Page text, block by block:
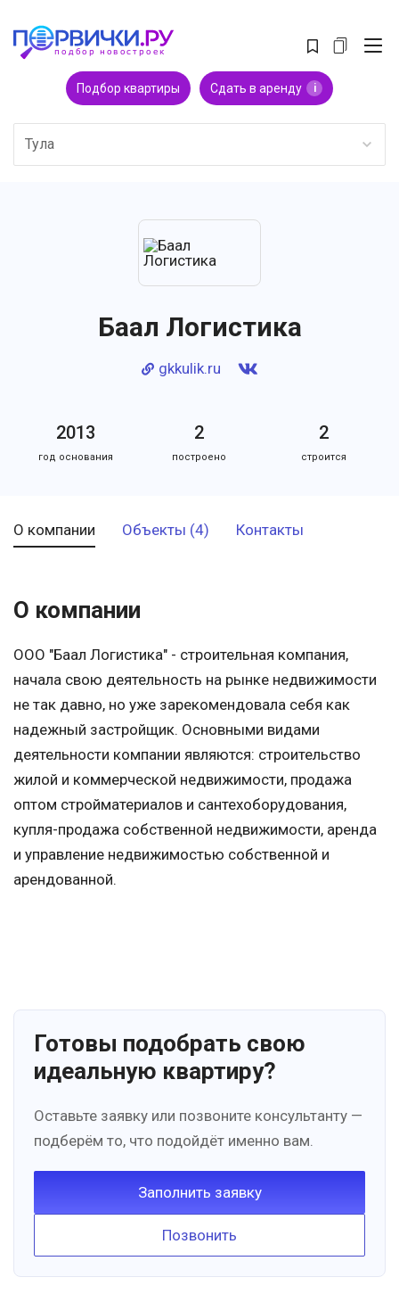
Подбор квартиры Сдать в аренду i
Тула
Баал Логистика
gkkulik.ru
2013
год основания
2
построено
2
строится
О компании Объекты (4) Контакты
О компании
ООО "Баал Логистика" - строительная компания,
начала свою деятельность на рынке недвижимости
не так давно, но уже зарекомендовала себя как
надежный застройщик. Основными видами
деятельности компании являются: строительство
жилой и коммерческой недвижимости, продажа
оптом стройматериалов и сантехоборудования,
купля-продажа собственной недвижимости, аренда
и управление недвижимостью собственной и
арендованной.
Готовы подобрать свою
идеальную квартиру?
Оставьте заявку или позвоните консультанту —
подберём то, что подойдёт именно вам.
Заполнить заявку
Позвонить